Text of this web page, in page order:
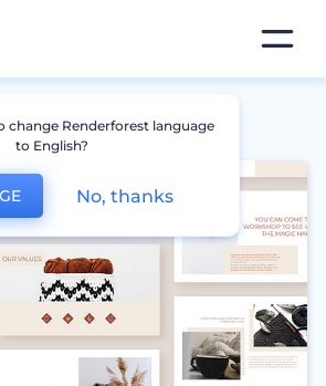
change Renderforest language
to English?
No, thanks